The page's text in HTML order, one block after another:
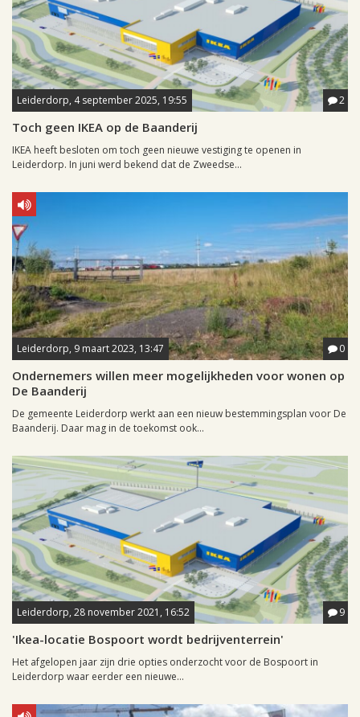
Leiderdorp, 4 september 2025, 19:55 2
Toch geen IKEA op de Baanderij
IKEA heeft besloten om toch geen nieuwe vestiging te openen in
Leiderdorp. In juni werd bekend dat de Zweedse...
Leiderdorp, 9 maart 2023, 13:47 0
Ondernemers willen meer mogelijkheden voor wonen op
De Baanderij
De gemeente Leiderdorp werkt aan een nieuw bestemmingsplan voor De
Baanderij. Daar mag in de toekomst ook...
Leiderdorp, 28 november 2021, 16:52 9
'Ikea-locatie Bospoort wordt bedrijventerrein'
Het afgelopen jaar zijn drie opties onderzocht voor de Bospoort in
Leiderdorp waar eerder een nieuwe...